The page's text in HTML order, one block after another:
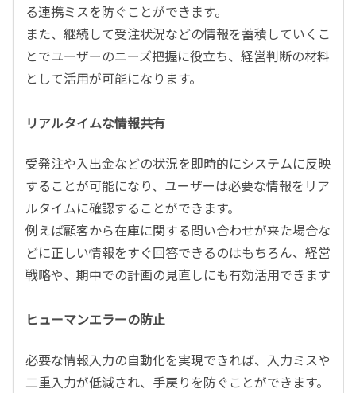
る連携ミスを防ぐことができます。
また、継続して受注状況などの情報を蓄積していくこ
とでユーザーのニーズ把握に役立ち、経営判断の材料
として活用が可能になります。
リアルタイムな情報共有
受発注や入出金などの状況を即時的にシステムに反映
することが可能になり、ユーザーは必要な情報をリア
ルタイムに確認することができます。
例えば顧客から在庫に関する問い合わせが来た場合な
どに正しい情報をすぐ回答できるのはもちろん、経営
戦略や、期中での計画の見直しにも有効活用できます
ヒューマンエラーの防止
必要な情報入力の自動化を実現できれば、入力ミスや
二重入力が低減され、手戻りを防ぐことができます。